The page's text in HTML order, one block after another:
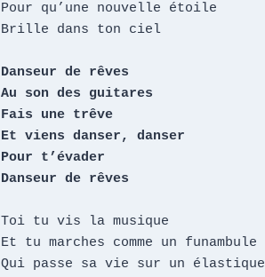
Pour qu’une nouvelle étoile
Brille dans ton ciel
Danseur de rêves
Au son des guitares
Fais une trêve
Et viens danser, danser
Pour t’évader
Danseur de rêves
Toi tu vis la musique
Et tu marches comme un funambule
Qui passe sa vie sur un élastique